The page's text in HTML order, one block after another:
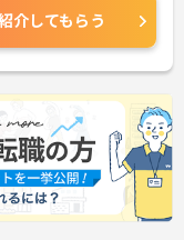
介してもらう